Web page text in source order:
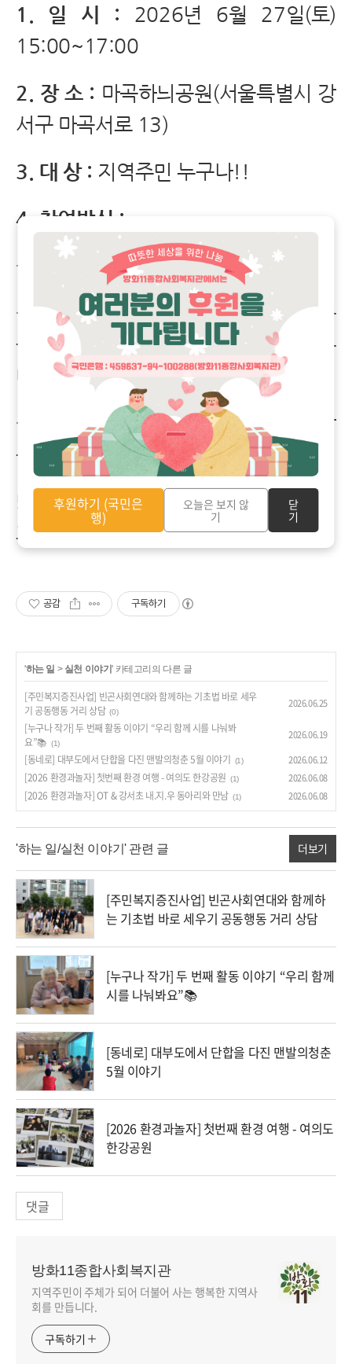
1. 일 시 :
2026년 6월 27일(토)
15:00~17:00
2. 장 소 : 마곡하늬공원(서울특별시 강
서구 마곡서로 13)
3. 대 상 : 지역주민 누구나!!
4. 참여방식 :
- 운영본부에서 손목 띠지를 받는다!!
- 특별놀이를 제외한 6개 놀이부스를
돌아다니며 신나게 놀고 스티커를 모은
다!!
- 운영본부에 띠지를 제출하고 참여 상
품을 받는다!!
5. 문 의 : 02-2661-0670 / 이어주기
과
공감 구독하기
'하는 일 > 실천 이야기' 카테고리의 다른 글
[주민복지증진사업] 빈곤사회연대와 함께하는 기초법 바로 세우
기 공동행동 거리 상담 (0)
2026.06.25
[누구나 작가] 두 번째 활동 이야기 “우리 함께 시를 나눠봐
요”📚 (1)
2026.06.19
[동네로] 대부도에서 단합을 다진 맨발의청춘 5월 이야기 (1) 2026.06.12
[2026 환경과놀자] 첫번째 환경 여행 - 여의도 한강공원 (1) 2026.06.08
[2026 환경과놀자] OT & 강서초 내.지.우 동아리와 만남 (1) 2026.06.08
'하는 일/실천 이야기' 관련 글 더보기
[주민복지증진사업] 빈곤사회연대와 함께하
는 기초법 바로 세우기 공동행동 거리 상담
[누구나 작가] 두 번째 활동 이야기 “우리 함께
시를 나눠봐요”📚
[동네로] 대부도에서 단합을 다진 맨발의청춘
5월 이야기
[2026 환경과놀자] 첫번째 환경 여행 - 여의도
한강공원
댓글
방화11종합사회복지관
지역주민이 주체가 되어 더불어 사는 행복한 지역사
회를 만듭니다.
구독하기
후원하기 (국민은
행)
오늘은 보지 않
기
닫
기